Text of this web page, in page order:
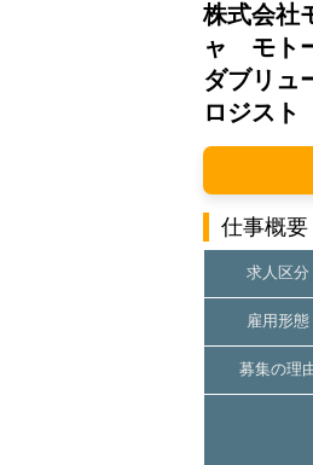
株式会社
ャ モト
ダブリュ
ロジスト
仕事概要
求人区分
雇用形態
募集の理